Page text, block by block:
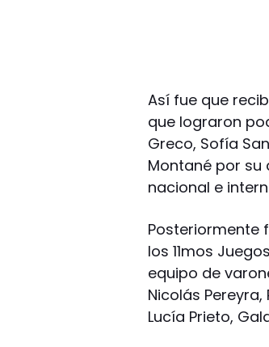
Así fue que
que lograron
Greco, Sofía
Montané por
nacional e
Posteriormente
los 11mos
equipo de
Nicolás
Lucía Prieto,